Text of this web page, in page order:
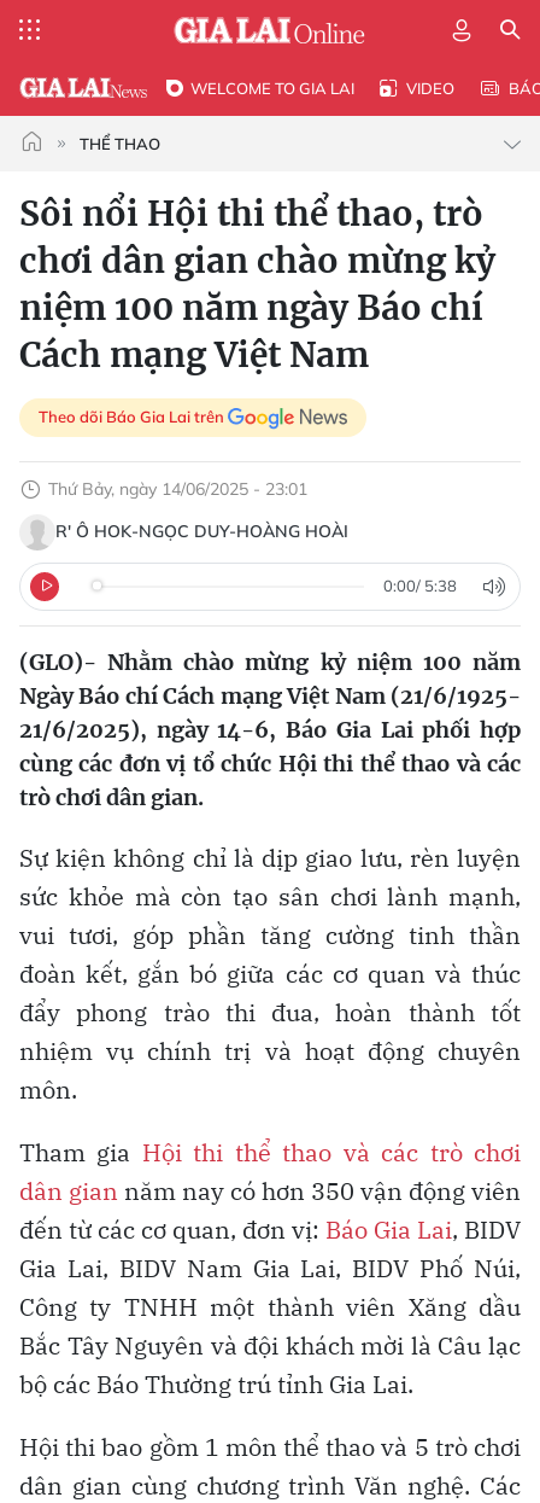
WELCOME TO GIA LAI VIDEO
THỂ THAO
Sôi nổi Hội thi thể thao, trò
chơi dân gian chào mừng kỷ
niệm 100 năm ngày Báo chí
Cách mạng Việt Nam
Theo dõi Báo Gia Lai trên
Thứ Bảy, ngày 14/06/2025 - 23:01
R' Ô HOK-NGỌC DUY-HOÀNG HOÀI
0:00/ 5:38
(GLO)- Nhằm chào mừng kỷ niệm 100 năm
Ngày Báo chí Cách mạng Việt Nam (21/6/1925-
21/6/2025), ngày 14-6, Báo Gia Lai phối hợp
cùng các đơn vị tổ chức Hội thi thể thao và các
trò chơi dân gian.
Sự kiện không chỉ là dịp giao lưu, rèn luyện
sức khỏe mà còn tạo sân chơi lành mạnh,
vui tươi, góp phần tăng cường tinh thần
đoàn kết, gắn bó giữa các cơ quan và thúc
đẩy phong trào thi đua, hoàn thành tốt
nhiệm vụ chính trị và hoạt động chuyên
môn.
Tham gia Hội thi thể thao và các trò chơi
dân gian năm nay có hơn 350 vận động viên
đến từ các cơ quan, đơn vị: Báo Gia Lai, BIDV
Gia Lai, BIDV Nam Gia Lai, BIDV Phố Núi,
Công ty TNHH một thành viên Xăng dầu
Bắc Tây Nguyên và đội khách mời là Câu lạc
bộ các Báo Thường trú tỉnh Gia Lai.
Hội thi bao gồm 1 môn thể thao và 5 trò chơi
dân gian cùng chương trình Văn nghệ. Các